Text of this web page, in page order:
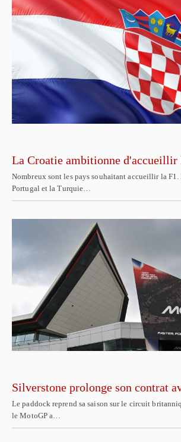
La Croatie ambitionne d'accueillir
Nombreux sont les pays souhaitant accueillir la F1.
Portugal et la Turquie…
Silverstone prolonge son contrat
Le paddock reprend sa saison sur le circuit
le MotoGP a…